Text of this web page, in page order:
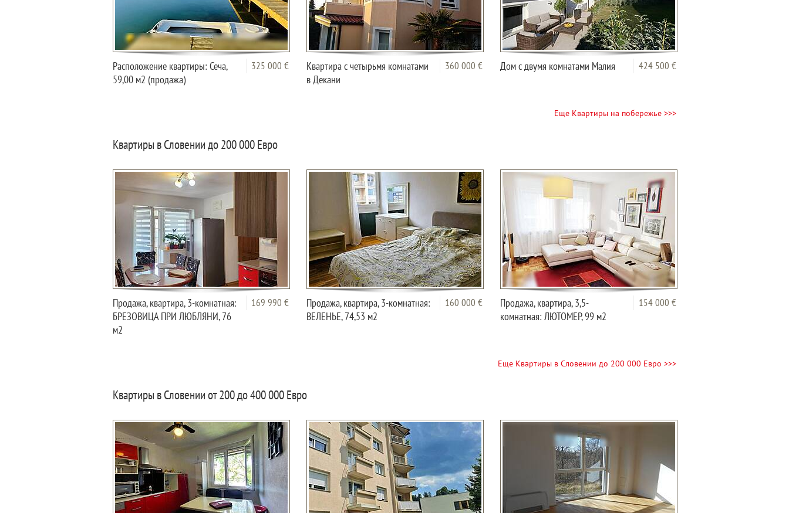
325 000 €
Расположение квартиры: Сеча,
59,00 м2 (продажа)
360 000 €
Квартира с четырьмя комнатами
в Декани
424 500 €
Дом с двумя комнатами Малия
Еще Квартиры на побережье >>>
Квартиры в Словении до 200 000 Евро
169 990 €
Продажа, квартира, 3-комнатная:
БРЕЗОВИЦА ПРИ ЛЮБЛЯНИ, 76
м2
160 000 €
Продажа, квартира, 3-комнатная:
ВЕЛЕНЬЕ, 74,53 м2
154 000 €
Продажа, квартира, 3,5-
комнатная: ЛЮТОМЕР, 99 м2
Еще Квартиры в Словении до 200 000 Евро >>>
Квартиры в Словении от 200 до 400 000 Евро